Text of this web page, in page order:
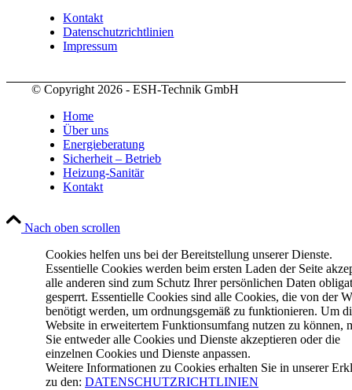
Kontakt
Datenschutzrichtlinien
Impressum
© Copyright 2026 - ESH-Technik GmbH
Home
Über uns
Energieberatung
Sicherheit – Betrieb
Heizung-Sanitär
Kontakt
Nach oben scrollen
Cookies helfen uns bei der Bereitstellung unserer Dienste.
Essentielle Cookies werden beim ersten Laden der Seite
alle anderen sind zum Schutz Ihrer persönlichen Daten
gesperrt. Essentielle Cookies sind alle Cookies, die von der
benötigt werden, um ordnungsgemäß zu funktionieren. Um
Website in erweitertem Funktionsumfang nutzen zu können,
Sie entweder alle Cookies und Dienste akzeptieren oder die
einzelnen Cookies und Dienste anpassen.
Weitere Informationen zu Cookies erhalten Sie in unserer
zu den: DATENSCHUTZRICHTLINIEN